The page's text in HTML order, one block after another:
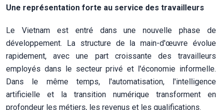
Une représentation forte au service des travailleurs
Le Vietnam est entré dans une nouvelle phase de
développement. La structure de la main-d'œuvre évolue
rapidement, avec une part croissante des travailleurs
employés dans le secteur privé et l'économie informelle.
Dans le même temps, l'automatisation, l'intelligence
artificielle et la transition numérique transforment en
profondeur les métiers, les revenus et les qualifications.